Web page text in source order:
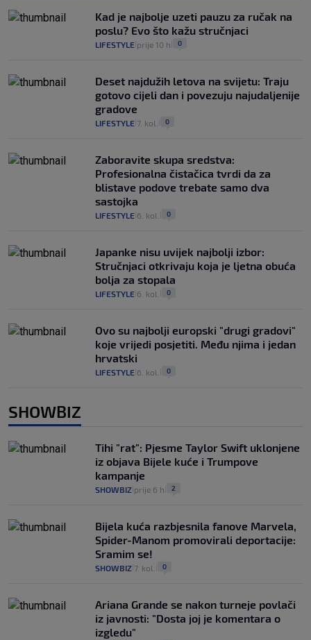
Kad je najbolje uzeti pauzu za ručak na
poslu? Evo što kažu stručnjaci
LIFESTYLE prije 10 h 0
Deset najdužih letova na svijetu: Traju
gotovo cijeli dan i povezuju najudaljenije
gradove
LIFESTYLE 7. kol. 0
Zaboravite skupa sredstva:
Profesionalna čistačica tvrdi da za
blistave podove trebate samo dva
sastojka
LIFESTYLE 6. kol. 0
Japanke nisu uvijek najbolji izbor:
Stručnjaci otkrivaju koja je ljetna obuća
bolja za stopala
LIFESTYLE 6. kol. 0
Ovo su najbolji europski "drugi gradovi"
koje vrijedi posjetiti. Među njima i jedan
hrvatski
LIFESTYLE 6. kol. 0
SHOWBIZ
Tihi "rat": Pjesme Taylor Swift uklonjene
iz objava Bijele kuće i Trumpove
kampanje
SHOWBIZ prije 6 h 2
Bijela kuća razbjesnila fanove Marvela,
Spider-Manom promovirali deportacije:
Sramim se!
SHOWBIZ 7. kol. 0
Ariana Grande se nakon turneje povlači
iz javnosti: "Dosta joj je komentara o
izgledu"